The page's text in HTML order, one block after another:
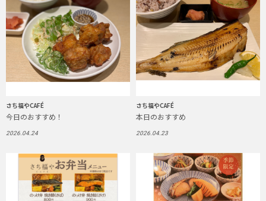
さち福やCAFÉ
今日のおすすめ！
2026.04.24
さち福やCAFÉ
本日のおすすめ
2026.04.23